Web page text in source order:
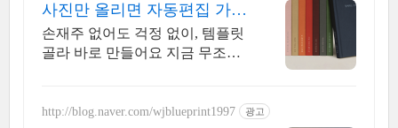
사진만 올리면 자동편집 가입
즉시, 5종 쿠폰지급!
손재주 없어도 걱정 없이, 템플릿
골라 바로 만들어요 지금 무조건
http://blog.naver.com/wjblueprint1997 광고